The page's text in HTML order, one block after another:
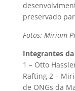
preservado
Fotos: Miriam
Integrantes
1 – Otto
Rafting 2 –
de ONGs da